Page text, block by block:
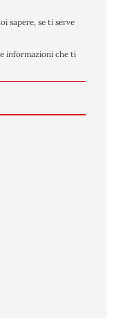
sapere, se ti serve
informazioni che ti